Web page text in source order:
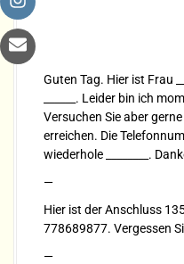
Guten Tag. Hier ist Frau
______. Leider bin ich
Versuchen Sie aber
erreichen. Die
wiederhole ________.
—
Hier ist der Anschluss
778689877. Vergessen
—